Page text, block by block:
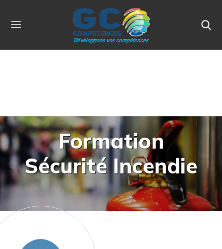
Formation
Sécurité Incendie